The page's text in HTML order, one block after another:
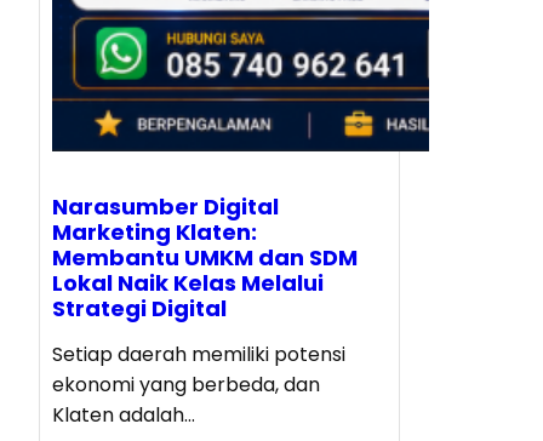
Narasumber Digital
Marketing Klaten:
Membantu UMKM dan SDM
Lokal Naik Kelas Melalui
Strategi Digital
Setiap daerah memiliki potensi
ekonomi yang berbeda, dan
Klaten adalah…